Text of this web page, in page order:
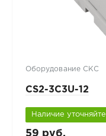
Оборудование СКС
CS2-3C3U-12
Наличие уточняйте
59 руб.